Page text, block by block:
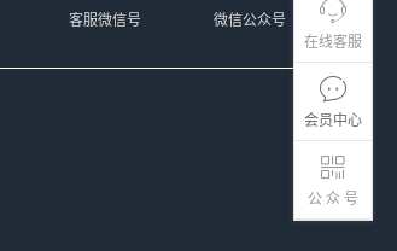
在线客服
会员中心
公 众 号
微信公众号
客服微信号